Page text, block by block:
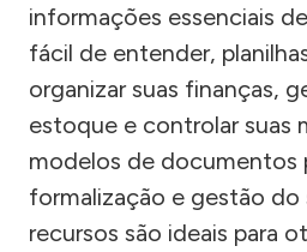
informações essenciais
fácil de entender,
organizar suas finanças,
estoque e controlar suas
modelos de documentos
formalização e gestão do
recursos são ideais para